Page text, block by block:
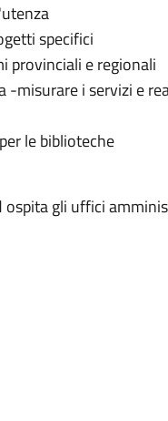
specifici
provinciali e regionali
misurare i servizi e
le biblioteche
gli uffici